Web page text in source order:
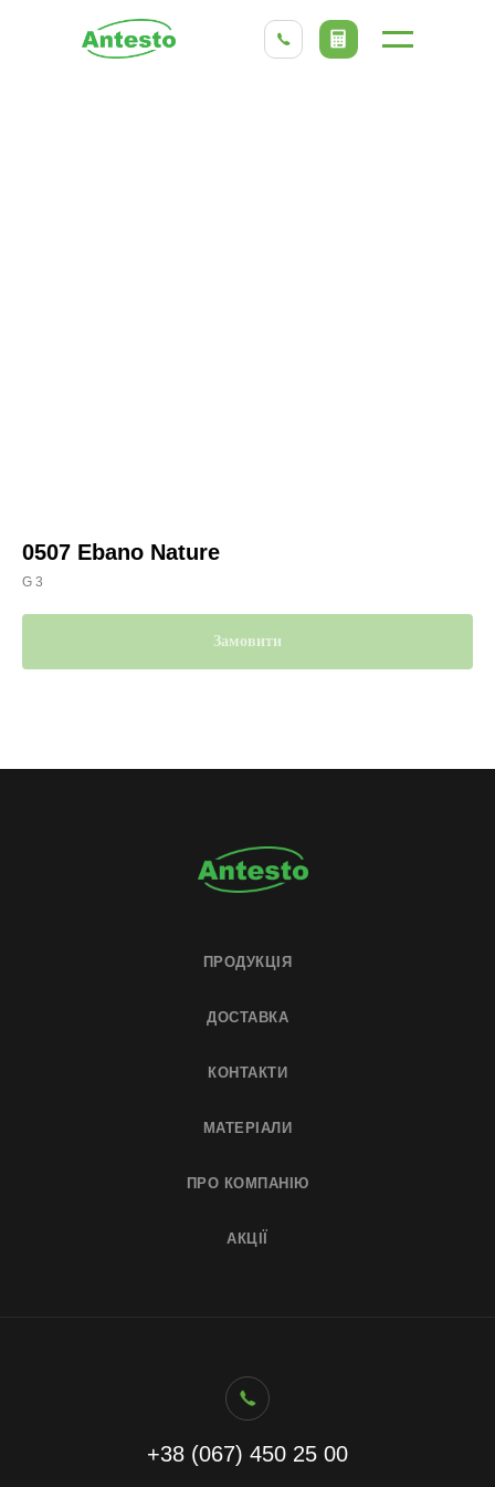
0507 Ebano Nature
G 3
Замовити
+38 (067) 450 25 00
ПРОДУКЦІЯ
МАТЕРІАЛИ
АКЦІЇ
ДОСТАВКА
ПРО КОМПАНІЮ
КОНТАКТИ